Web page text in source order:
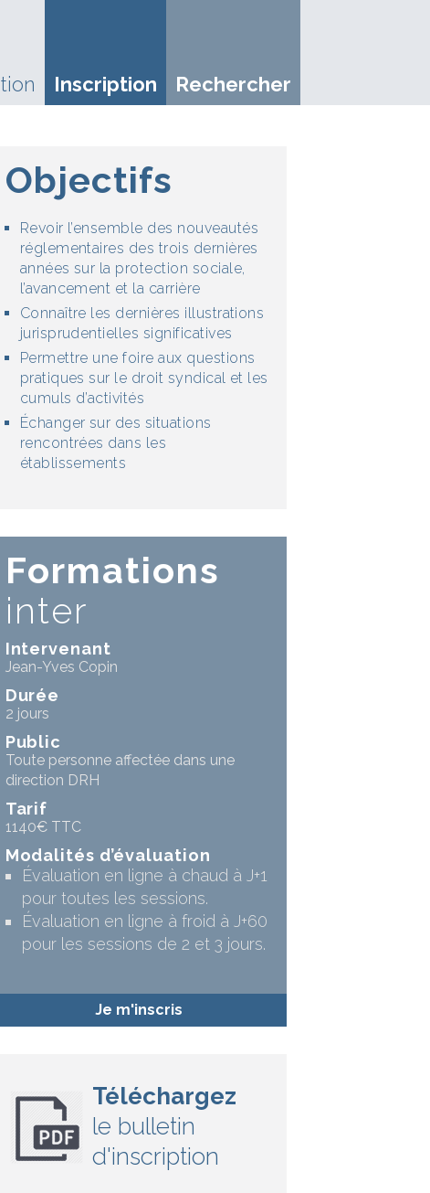
Inscription Rechercher
Objectifs
Revoir l’ensemble des nouveautés
réglementaires des trois dernières
années sur la protection sociale,
l’avancement et la carrière
Connaître les dernières illustrations
jurisprudentielles significatives
Permettre une foire aux questions
pratiques sur le droit syndical et les
cumuls d’activités
Échanger sur des situations
rencontrées dans les
établissements
Formations
inter
Intervenant
Jean-Yves Copin
Durée
2 jours
Public
Toute personne affectée dans une
direction DRH
Tarif
1140€ TTC
Modalités d’évaluation
Évaluation en ligne à chaud à J+1
pour toutes les sessions.
Évaluation en ligne à froid à J+60
pour les sessions de 2 et 3 jours.
Je m'inscris
Téléchargez
le bulletin
d'inscription